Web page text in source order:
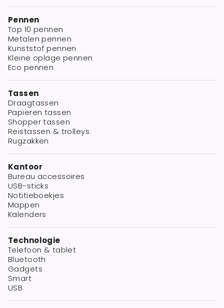
Pennen
Top 10 pennen
Metalen pennen
Kunststof pennen
Kleine oplage pennen
Eco pennen
Tassen
Draagtassen
Papieren tassen
Shopper tassen
Reistassen & trolleys
Rugzakken
Kantoor
Bureau accessoires
USB-sticks
Notitieboekjes
Mappen
Kalenders
Technologie
Telefoon & tablet
Bluetooth
Gadgets
Smart
USB